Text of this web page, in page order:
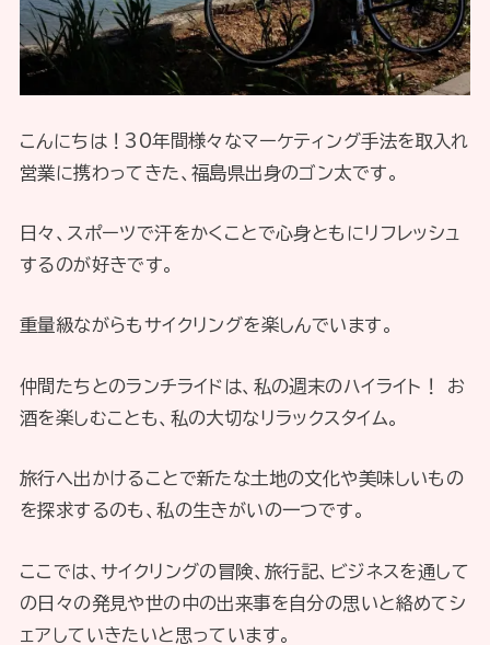
こんにちは！30年間様々なマーケティング手法を取入れ
営業に携わってきた、福島県出身のゴン太です。
日々、スポーツで汗をかくことで心身ともにリフレッシュ
するのが好きです。
重量級ながらもサイクリングを楽しんでいます。
仲間たちとのランチライドは、私の週末のハイライト！ お
酒を楽しむことも、私の大切なリラックスタイム。
旅行へ出かけることで新たな土地の文化や美味しいもの
を探求するのも、私の生きがいの一つです。
ここでは、サイクリングの冒険、旅行記、ビジネスを通して
の日々の発見や世の中の出来事を自分の思いと絡めてシ
ェアしていきたいと思っています。